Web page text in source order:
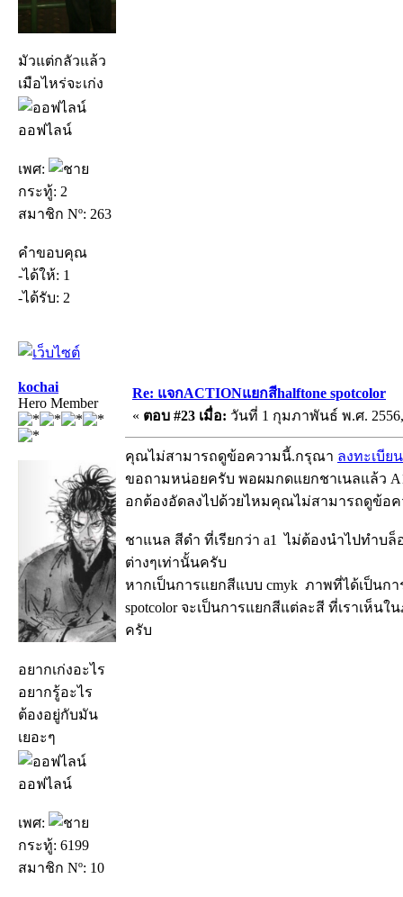
มัวแต่กลัวแล้ว
เมือไหร่จะเก่ง
ออฟไลน์
เพศ:
กระทู้: 2
สมาชิก Nº: 263
คำขอบคุณ
-ได้ให้: 1
-ได้รับ: 2
kochai
Hero Member
อยากเก่งอะไร
อยากรู้อะไร
ต้องอยู่กับมัน
เยอะๆ
ออฟไลน์
เพศ:
กระทู้: 6199
สมาชิก Nº: 10
Re: แจกACTIONแยกสีhalftone spotcolor
« ตอบ #23 เมื่อ: วันที่ 1 กุมภาพันธ์ พ.ศ. 2556,
คุณไม่สามารถดูข้อความนี้.กรุณา ลงทะเบียน
ขอถามหน่อยครับ พอผมกดแยกชาเนลแล้ว
อกต้องอัดลงไปด้วยไหมคุณไม่สามารถดูข้อ
ชาแนล สีดำ ที่เรียกว่า a1 ไม่ต้องนำไปทำบ
ต่างๆเท่านั้นครับ
หากเป็นการแยกสีแบบ cmyk ภาพที่ได้เป็น
spotcolor จะเป็นการแยกสีแต่ละสี ที่เราเห็
ครับ